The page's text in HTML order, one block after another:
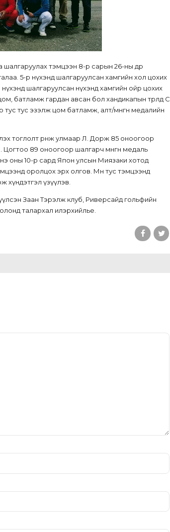
тэмцээн 8-р сарын 26-ны өдөр
5-р нүхэнд шалгаруулсан хамгийн хол цохих
шалгаруулсан нүхэнд хамгийн ойр цохих
батламж гардан авсан бол хандикапын төрөлд С.
тус эзэлж цом батламж, алт/мөнгөн медалийн
тоглолт өрнөж улмаар Л. Дорж 85 оноогоор
89 оноогоор шалгарч мөнгөн медаль
оны 10-р сард Япон улсын Миязаки хотод
оролцох эрх олгов. Мөн тус тэмцээнд
хүндэтгэл үзүүлэв.
Заан Тэрэлж клуб, Риверсайд гольфийн
талархал илэрхийлье.